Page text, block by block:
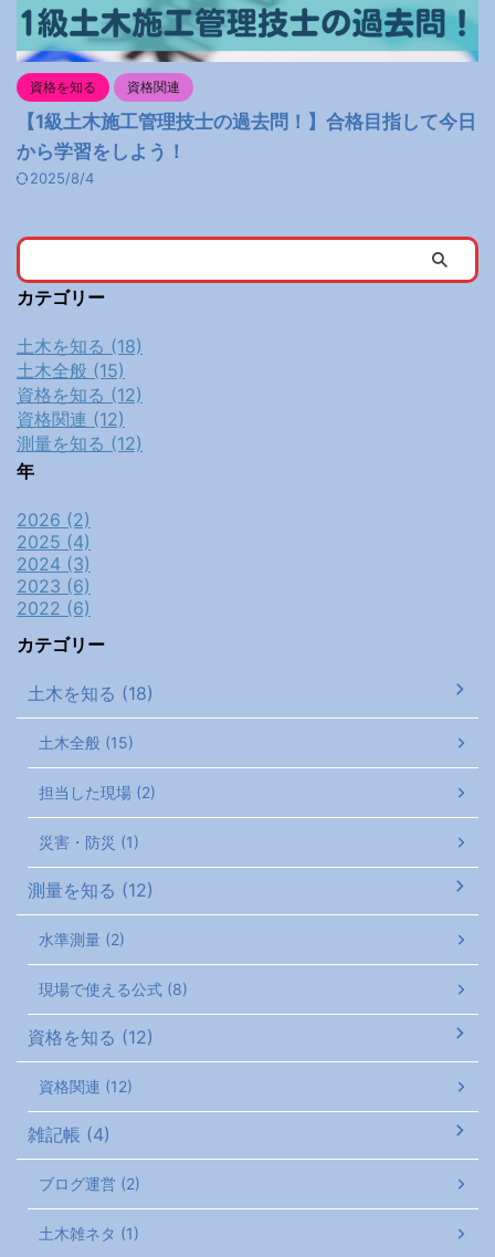
資格を知る 資格関連
【1級土木施工管理技士の過去問！】合格目指して今日
から学習をしよう！
2025/8/4
カテゴリー
土木を知る (18)
土木全般 (15)
資格を知る (12)
資格関連 (12)
測量を知る (12)
年
2026 (2)
2025 (4)
2024 (3)
2023 (6)
2022 (6)
カテゴリー
土木を知る (18)
土木全般 (15)
担当した現場 (2)
災害・防災 (1)
測量を知る (12)
水準測量 (2)
現場で使える公式 (8)
資格を知る (12)
資格関連 (12)
雑記帳 (4)
ブログ運営 (2)
土木雑ネタ (1)